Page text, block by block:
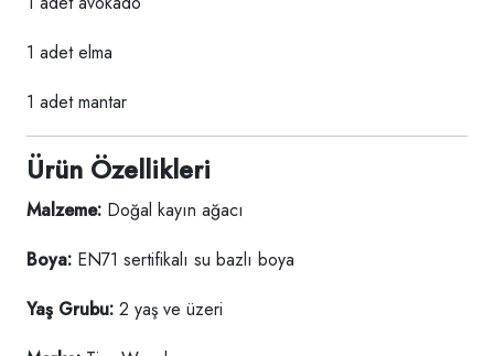
1 adet elma
1 adet mantar
Ürün Özellikleri
Malzeme: Doğal kayın ağacı
Boya: EN71 sertifikalı su bazlı boya
Yaş Grubu: 2 yaş ve üzeri